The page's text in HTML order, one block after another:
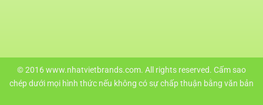
© 2016 www.nhatvietbrands.com. All rights reserved. Cấm sao
chép dưới mọi hình thức nếu không có sự chấp thuận bằng văn bản